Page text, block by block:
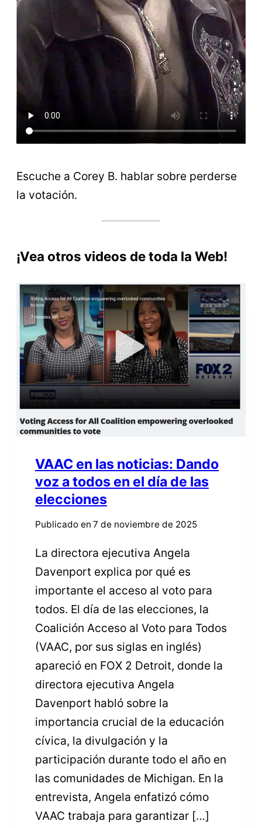
Escuche a Corey B. hablar sobre perderse
la votación.
¡Vea otros videos de toda la Web!
VAAC en las noticias: Dando
voz a todos en el día de las
elecciones
Publicado en 7 de noviembre de 2025
La directora ejecutiva Angela
Davenport explica por qué es
importante el acceso al voto para
todos. El día de las elecciones, la
Coalición Acceso al Voto para Todos
(VAAC, por sus siglas en inglés)
apareció en FOX 2 Detroit, donde la
directora ejecutiva Angela
Davenport habló sobre la
importancia crucial de la educación
cívica, la divulgación y la
participación durante todo el año en
las comunidades de Michigan. En la
entrevista, Angela enfatizó cómo
VAAC trabaja para garantizar […]